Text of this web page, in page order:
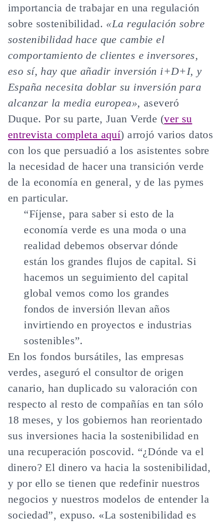
importancia de trabajar en una regulación
sobre sostenibilidad. «La regulación sobre
sostenibilidad hace que cambie el
comportamiento de clientes e inversores,
eso sí, hay que añadir inversión i+D+I, y
España necesita doblar su inversión para
alcanzar la media europea»,aseveró
Duque. Por su parte, Juan Verde (ver su
entrevista completa aquí) arrojó varios datos
con los que persuadió a los asistentes sobre
la necesidad de hacer una transición verde
de la economía en general, y de las pymes
en particular.
“Fíjense, para saber si esto de la
economía verde es una moda o una
realidad debemos observar dónde
están los grandes flujos de capital. Si
hacemos un seguimiento del capital
global vemos como los grandes
fondos de inversión llevan años
invirtiendo en proyectos e industrias
sostenibles”.
En los fondos bursátiles, las empresas
verdes, aseguró el consultor de origen
canario, han duplicado su valoración con
respecto al resto de compañías en tan sólo
18 meses, y los gobiernos han reorientado
sus inversiones hacia la sostenibilidad en
una recuperación poscovid. “¿Dónde va el
dinero? El dinero va hacia la sostenibilidad,
y por ello se tienen que redefinir nuestros
negocios y nuestros modelos de entender la
sociedad”, expuso. «La sostenibilidad es